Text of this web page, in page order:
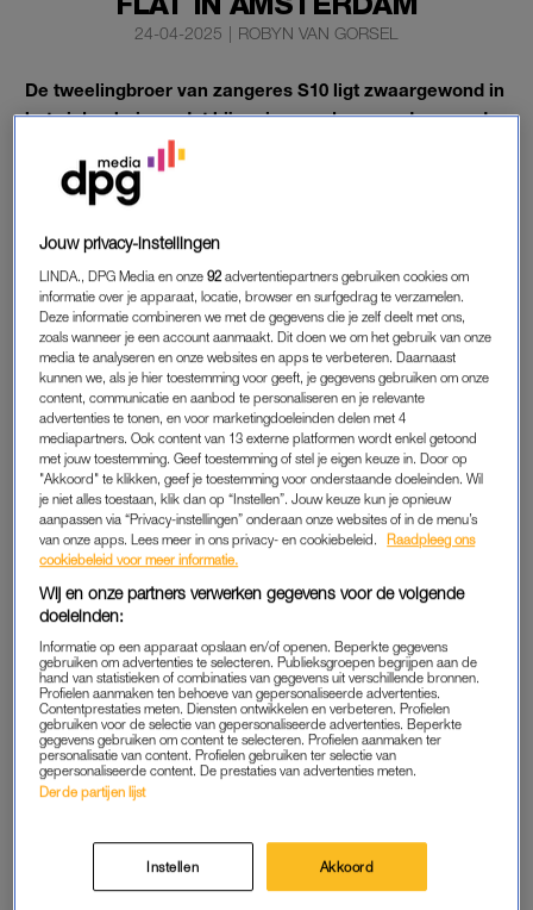
24-04-2025 | ROBYN VAN GORSEL
De tweelingbroer van zangeres S10 ligt zwaargewond in
het ziekenhuis, nadat hij vorige week woensdagavond
van een flat aan de Osdorper Ban in Amsterdam Nieuw-
West viel.
garage onderaan het gebouw.
TWEELINGBROER VAN S10
Volgens de moeder van het slachtoffer zou er sprake zijn van
een ontvoering en is er losgeld geëist. Zij zegt dat hierover
bewijsmateriaal in handen is van de familie en de politie. Ook
meldde ze aan hetNoordhollands Dagblad dat haar zoon van
de vierde verdieping naar beneden viel.
De politie bevestigt dat het slachtoffer vermoedelijk enkele
uren in een woning in de flat heeft verbleven. De bewoner van
die woning, een 60-jarige man uit Amsterdam, is maandag
aangehouden. Hij zit nog vast en zijn mogelijke betrokkenheid
bij het incident wordt onderzocht.
OPTREDENS GEANNULEERD
Stien den Hollander, beter bekend als S10, heeft vanwege
deze gebeurtenissen haar optreden op donderdag en
van haar nieuwe tour zijn. Haar volgende concert staat
vooralsnog gepland op 1 mei in Eindhoven.
Jouw privacy-instellingen
LINDA., DPG Media en onze92 advertentiepartners gebruiken cookies om
informatie over je apparaat, locatie, browser en surfgedrag te verzamelen.
Deze informatie combineren we met de gegevens die je zelf deelt met ons,
zoals wanneer je een account aanmaakt. Dit doen we om het gebruik van onze
media te analyseren en onze websites en apps te verbeteren. Daarnaast
kunnen we, als je hier toestemming voor geeft, je gegevens gebruiken om onze
content, communicatie en aanbod te personaliseren en je relevante
advertenties te tonen, en voor marketingdoeleinden delen met 4
mediapartners. Ook content van 13 externe platformen wordt enkel getoond
met jouw toestemming. Geef toestemming of stel je eigen keuze in. Door op
"Akkoord" te klikken, geef je toestemming voor onderstaande doeleinden. Wil
je niet alles toestaan, klik dan op “Instellen”. Jouw keuze kun je opnieuw
aanpassen via “Privacy-instellingen” onderaan onze websites of in de menu’s
van onze apps. Lees meer in ons privacy- en cookiebeleid.
Raadpleeg ons
cookiebeleid voor meer informatie.
Wij en onze partners verwerken gegevens voor de volgende
doeleinden:
Informatie op een apparaat opslaan en/of openen. Beperkte gegevens
gebruiken om advertenties te selecteren. Publieksgroepen begrijpen aan de
hand van statistieken of combinaties van gegevens uit verschillende bronnen.
Profielen aanmaken ten behoeve van gepersonaliseerde advertenties.
Contentprestaties meten. Diensten ontwikkelen en verbeteren. Profielen
gebruiken voor de selectie van gepersonaliseerde advertenties. Beperkte
gegevens gebruiken om content te selecteren. Profielen aanmaken ter
personalisatie van content. Profielen gebruiken ter selectie van
gepersonaliseerde content. De prestaties van advertenties meten.
Derde partijen lijst
Instellen Akkoord